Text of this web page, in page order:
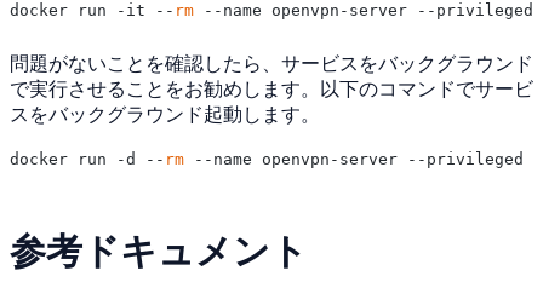
docker run -it -- rm
問題がないことを確認したら、サービスをバックグラウンド
で実行させることをお勧めします。以下のコマンドでサービ
スをバックグラウンド起動します。
docker run -d -- rm
参考ドキュメント